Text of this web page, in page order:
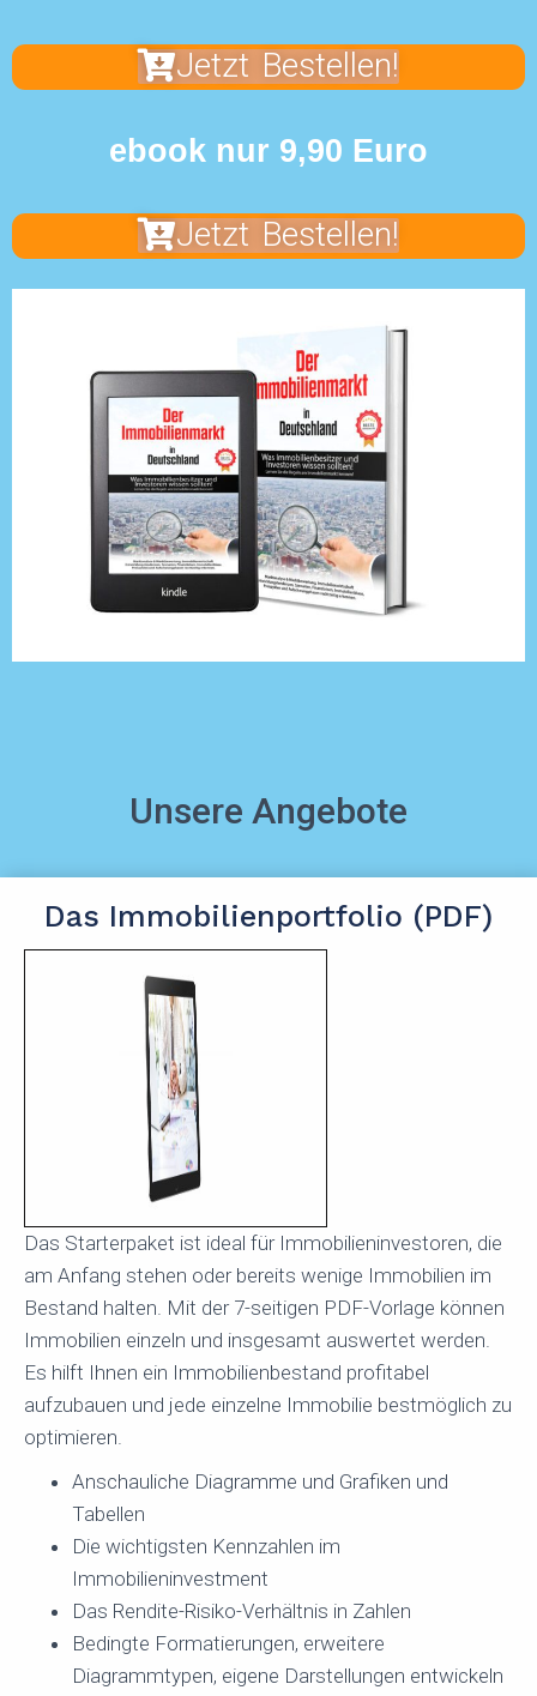
Jetzt Bestellen!
ebook nur 9,90 Euro
Jetzt Bestellen!
Unsere Angebote
Das Immobilienportfolio (PDF)
Das Starterpaket ist ideal für Immobilieninvestoren, die
am Anfang stehen oder bereits wenige Immobilien im
Bestand halten. Mit der 7-seitigen PDF-Vorlage können
Immobilien einzeln und insgesamt auswertet werden.
Es hilft Ihnen ein Immobilienbestand profitabel
aufzubauen und jede einzelne Immobilie bestmöglich zu
optimieren.
Anschauliche Diagramme und Grafiken und
Tabellen
Die wichtigsten Kennzahlen im
Immobilieninvestment
Das Rendite-Risiko-Verhältnis in Zahlen
Bedingte Formatierungen, erweitere
Diagrammtypen, eigene Darstellungen entwickeln